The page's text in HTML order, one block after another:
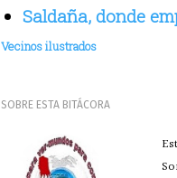
Saldaña, donde
Vecinos ilustrados
SOBRE ESTA BITÁCORA